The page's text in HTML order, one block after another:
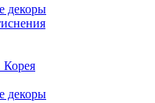
декоры
декоры